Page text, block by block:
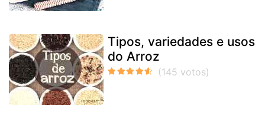
Tipos, variedades e usos
do Arroz